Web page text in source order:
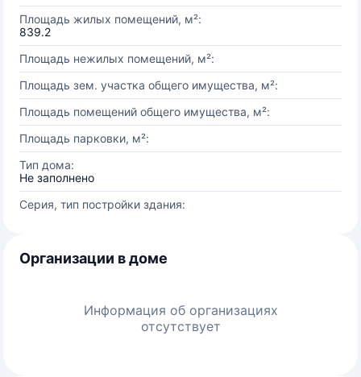
Площадь жилых помещений, м²:
839.2
Площадь нежилых помещений, м²:
Площадь зем. участка общего имущества, м²:
Площадь помещений общего имущества, м²:
Площадь парковки, м²:
Тип дома:
Не заполнено
Серия, тип постройки здания:
Организации в доме
Информация об организациях
отсутствует